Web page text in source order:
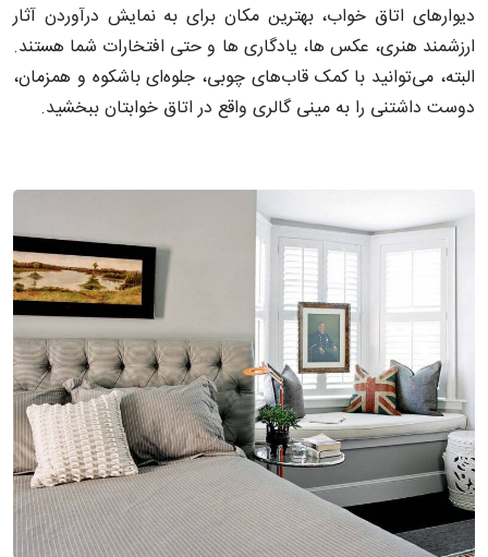
دیوارهای اتاق خواب، بهترین مکان برای به نمایش درآوردن آثار
ارزشمند هنری، عکس ها، یادگاری ها و حتی افتخارات شما هستند.
البته، می‌توانید با کمک قاب‌های چوبی، جلوه‌ای باشکوه و همزمان،
دوست داشتنی را به مینی گالری واقع در اتاق خوابتان ببخشید.